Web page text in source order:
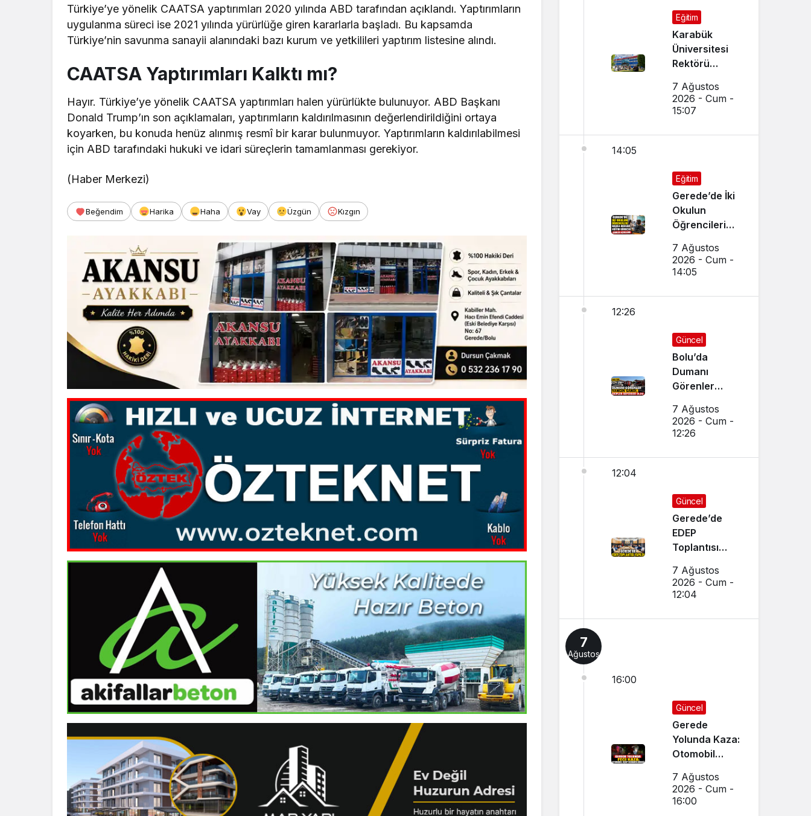
Türkiye’ye yönelik CAATSA yaptırımları 2020 yılında ABD tarafından açıklandı. Yaptırımların
uygulanma süreci ise 2021 yılında yürürlüğe giren kararlarla başladı. Bu kapsamda
Türkiye’nin savunma sanayii alanındaki bazı kurum ve yetkilileri yaptırım listesine alındı.
CAATSA Yaptırımları Kalktı mı?
Hayır. Türkiye’ye yönelik CAATSA yaptırımları halen yürürlükte bulunuyor. ABD Başkanı
Donald Trump’ın son açıklamaları, yaptırımların kaldırılmasının değerlendirildiğini ortaya
koyarken, bu konuda henüz alınmış resmî bir karar bulunmuyor. Yaptırımların kaldırılabilmesi
için ABD tarafındaki hukuki ve idari süreçlerin tamamlanması gerekiyor.
(Haber Merkezi)
Beğendim Harika Haha Vay Üzgün Kızgın
Eğitim
Karabük
Üniversitesi
Rektörü
Aday
Öğrencilere
7 Ağustos
2026 - Cum -
15:07
14:05
Eğitim
Gerede’de İki
Okulun
Öğrencileri
Eğitim
Görecek
7 Ağustos
2026 - Cum -
14:05
12:26
Güncel
Bolu’da
Dumanı
Görenler
Ekipler
Seferber Oldu
7 Ağustos
2026 - Cum -
12:26
12:04
Güncel
Gerede’de
EDEP
Toplantısı
7 Ağustos
2026 - Cum -
12:04
7
Ağustos
16:00
Güncel
Gerede
Yolunda Kaza:
Otomobil
Hurdaya
Döndü
7 Ağustos
2026 - Cum -
16:00